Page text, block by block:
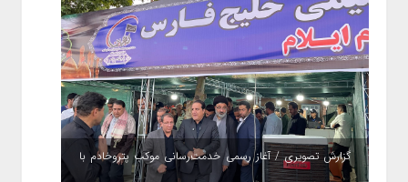
گزارش تصویری / آغاز رسمی خدمت‌رسانی موکب پتروخادم با